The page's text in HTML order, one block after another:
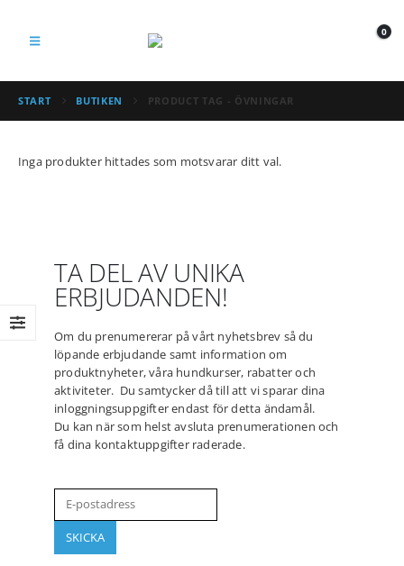
0
START BUTIKEN PRODUCT TAG - ÖVNINGAR
Inga produkter hittades som motsvarar ditt val.
TA DEL AV UNIKA
ERBJUDANDEN!
Om du prenumererar på vårt nyhetsbrev så du
löpande erbjudande samt information om
produktnyheter, våra hundkurser, rabatter och
aktiviteter. Du samtycker då till att vi sparar dina
inloggningsuppgifter endast för detta ändamål.
Du kan när som helst avsluta prenumerationen och
få dina kontaktuppgifter raderade.